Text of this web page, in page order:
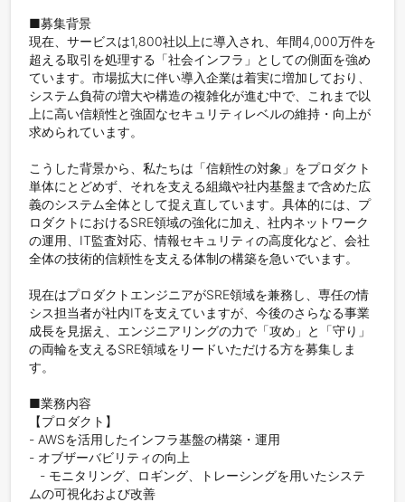
■募集背景
現在、サービスは1,800社以上に導入され、年間4,000万件を
超える取引を処理する「社会インフラ」としての側面を強め
ています。市場拡大に伴い導入企業は着実に増加しており、
システム負荷の増大や構造の複雑化が進む中で、これまで以
上に高い信頼性と強固なセキュリティレベルの維持・向上が
求められています。
こうした背景から、私たちは「信頼性の対象」をプロダクト
単体にとどめず、それを支える組織や社内基盤まで含めた広
義のシステム全体として捉え直しています。具体的には、プ
ロダクトにおけるSRE領域の強化に加え、社内ネットワーク
の運用、IT監査対応、情報セキュリティの高度化など、会社
全体の技術的信頼性を支える体制の構築を急いでいます。
現在はプロダクトエンジニアがSRE領域を兼務し、専任の情
シス担当者が社内ITを支えていますが、今後のさらなる事業
成長を見据え、エンジニアリングの力で「攻め」と「守り」
の両輪を支えるSRE領域をリードいただける方を募集しま
す。
■業務内容
【プロダクト】
- AWSを活用したインフラ基盤の構築・運用
- オブザーバビリティの向上
ムの可視化および改善